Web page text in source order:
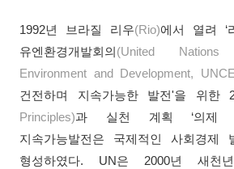
1992년 브라질 리우(Rio)에서 열려 ‘
유엔환경개발회의(United
Environment and Development,
건전하며 지속가능한 발전'을 위한
Principles)과 실천 계획 ‘의제
지속가능발전은 국제적인 사회경제
형성하였다. UN은 2000년 새천년